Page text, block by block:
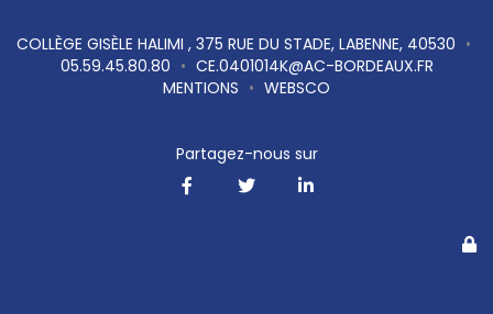
COLLÈGE GISÈLE HALIMI , 375 RUE DU STADE, LABENNE, 40530 •
05.59.45.80.80 • CE.0401014K@AC-BORDEAUX.FR
MENTIONS • WEBSCO
Partagez-nous sur